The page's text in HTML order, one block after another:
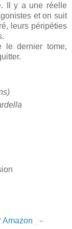
Il y a une réelle
et on suit
leurs péripéties
le dernier tome,
Amazon
-